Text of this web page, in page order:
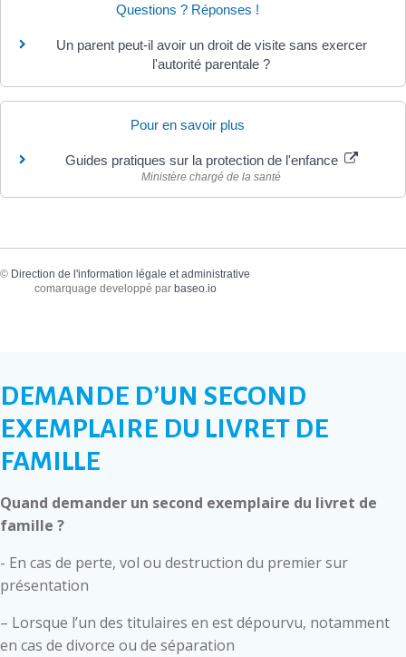
Questions ? Réponses !
Un parent peut-il avoir un droit de visite sans exercer
l'autorité parentale ?
Pour en savoir plus
Guides pratiques sur la protection de l'enfance
Ministère chargé de la santé
© Direction de l'information légale et administrative
comarquage developpé par baseo.io
DEMANDE D’UN SECOND
EXEMPLAIRE DU LIVRET DE
FAMILLE
Quand demander un second exemplaire du livret de
famille ?
- En cas de perte, vol ou destruction du premier sur
présentation
– Lorsque l’un des titulaires en est dépourvu, notamment
en cas de divorce ou de séparation